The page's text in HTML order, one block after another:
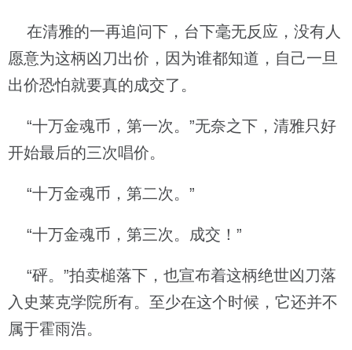
在清雅的一再追问下，台下毫无反应，没有人
愿意为这柄凶刀出价，因为谁都知道，自己一旦
出价恐怕就要真的成交了。
“十万金魂币，第一次。”无奈之下，清雅只好
开始最后的三次唱价。
“十万金魂币，第二次。”
“十万金魂币，第三次。成交！”
“砰。”拍卖槌落下，也宣布着这柄绝世凶刀落
入史莱克学院所有。至少在这个时候，它还并不
属于霍雨浩。